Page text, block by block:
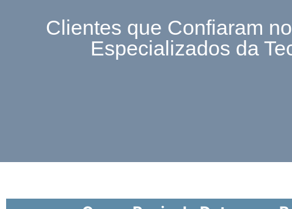
Clientes que Confiaram
Especializados da